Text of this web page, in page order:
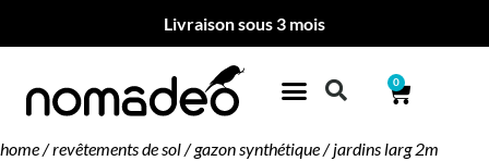
Livraison sous 3 mois
0
home/revêtements de sol/gazon synthétique/ jardins larg 2m